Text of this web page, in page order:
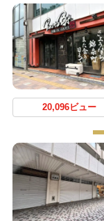
20,096ビュー